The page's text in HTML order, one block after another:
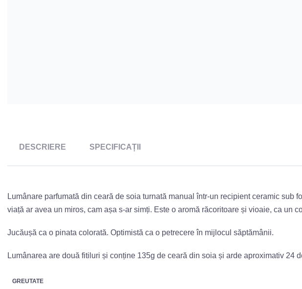
DESCRIERE SPECIFICAȚII
Lumânare parfumată din ceară de soia turnată manual într-un recipient ceramic sub
viață ar avea un miros, cam așa s-ar simți. Este o aromă răcoritoare și vioaie, ca un
Jucăușă ca o pinata colorată. Optimistă ca o petrecere în mijlocul săptămânii.
Lumânarea are două fitiluri și conține 135g de ceară din soia și arde aproximativ 24
GREUTATE